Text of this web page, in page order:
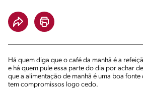
Há quem diga que o café da manhã é a
e há quem pule essa parte do dia por achar
que a alimentação de manhã é uma boa
tem compromissos logo cedo.